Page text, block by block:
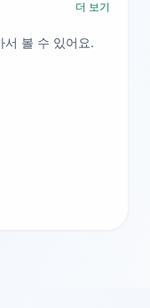
더 보기
서 볼 수 있어요.